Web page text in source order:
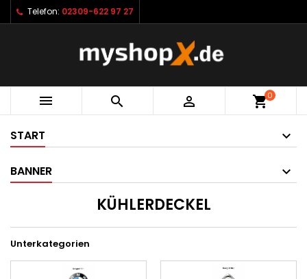
Telefon: 02309-622 97 27
   shopping_cart0
START
BANNER
KÜHLERDECKEL
Unterkategorien